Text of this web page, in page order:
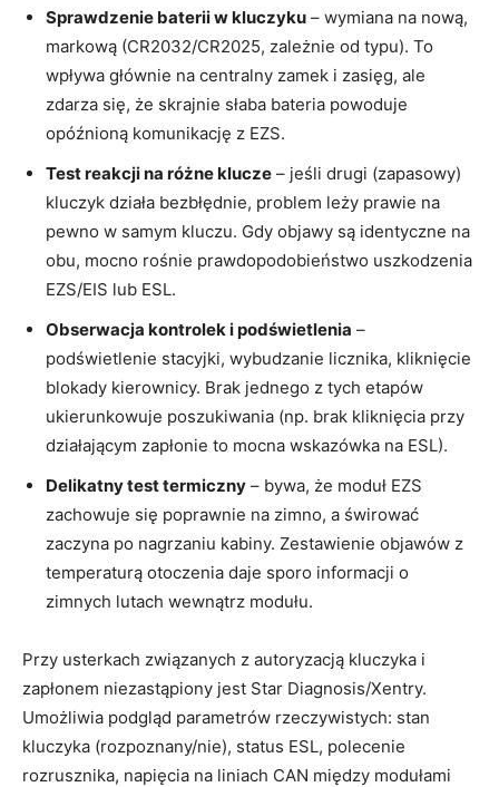
Sprawdzenie baterii w kluczyku – wymiana na nową,
markową (CR2032/CR2025, zależnie od typu). To
wpływa głównie na centralny zamek i zasięg, ale
zdarza się, że skrajnie słaba bateria powoduje
opóźnioną komunikację z EZS.
Test reakcji na różne klucze – jeśli drugi (zapasowy)
kluczyk działa bezbłędnie, problem leży prawie na
pewno w samym kluczu. Gdy objawy są identyczne na
obu, mocno rośnie prawdopodobieństwo uszkodzenia
EZS/EIS lub ESL.
Obserwacja kontrolek i podświetlenia –
podświetlenie stacyjki, wybudzanie licznika, kliknięcie
blokady kierownicy. Brak jednego z tych etapów
ukierunkowuje poszukiwania (np. brak kliknięcia przy
działającym zapłonie to mocna wskazówka na ESL).
Delikatny test termiczny – bywa, że moduł EZS
zachowuje się poprawnie na zimno, a świrować
zaczyna po nagrzaniu kabiny. Zestawienie objawów z
temperaturą otoczenia daje sporo informacji o
zimnych lutach wewnątrz modułu.
Przy usterkach związanych z autoryzacją kluczyka i
zapłonem niezastąpiony jest Star Diagnosis/Xentry.
Umożliwia podgląd parametrów rzeczywistych: stan
kluczyka (rozpoznany/nie), status ESL, polecenie
rozrusznika, napięcia na liniach CAN między modułami